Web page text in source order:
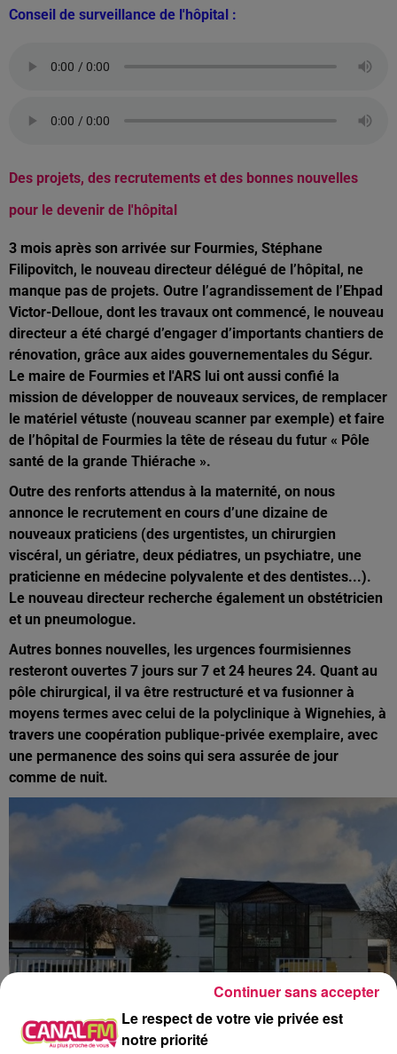
Conseil de surveillance de l'hôpital :
Des projets, des recrutements et des bonnes nouvelles
pour le devenir de l'hôpital
3 mois après son arrivée sur Fourmies, Stéphane
Filipovitch, le nouveau directeur délégué de l’hôpital, ne
manque pas de projets. Outre l’agrandissement de l’Ehpad
Victor-Delloue, dont les travaux ont commencé, le nouveau
directeur a été chargé d’engager d’importants chantiers de
rénovation, grâce aux aides gouvernementales du Ségur.
Le maire de Fourmies et l'ARS lui ont aussi confié la
mission de développer de nouveaux services, de remplacer
le matériel vétuste (nouveau scanner par exemple) et faire
de l’hôpital de Fourmies la tête de réseau du futur « Pôle
santé de la grande Thiérache ».
Outre des renforts attendus à la maternité, on nous
annonce le recrutement en cours d’une dizaine de
nouveaux praticiens (des urgentistes, un chirurgien
viscéral, un gériatre, deux pédiatres, un psychiatre, une
praticienne en médecine polyvalente et des dentistes...).
Le nouveau directeur recherche également un obstétricien
et un pneumologue.
Autres bonnes nouvelles, les urgences fourmisiennes
resteront ouvertes 7 jours sur 7 et 24 heures 24. Quant au
pôle chirurgical, il va être restructuré et va fusionner à
moyens termes avec celui de la polyclinique à Wignehies, à
travers une coopération publique-privée exemplaire, avec
une permanence des soins qui sera assurée de jour
comme de nuit.
Le respect de votre vie privée est
notre priorité
Continuer sans accepter